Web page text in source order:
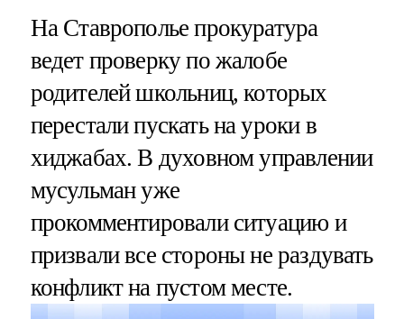
На Ставрополье прокуратура
ведет проверку по жалобе
родителей школьниц, которых
перестали пускать на уроки в
хиджабах. В духовном управлении
мусульман уже
прокомментировали ситуацию и
призвали все стороны не раздувать
конфликт на пустом месте.